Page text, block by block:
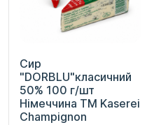
Сир
"DORBLU"класичний
50% 100 г/шт
Німеччина ТМ Kaserei
Champignon